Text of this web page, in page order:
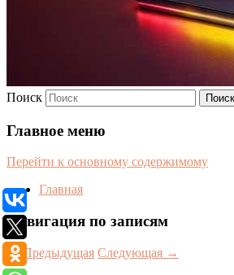
Поиск
Главное меню
Перейти к основному содержимому
Главная
Навигация по записям
←Предыдущая Следующая →